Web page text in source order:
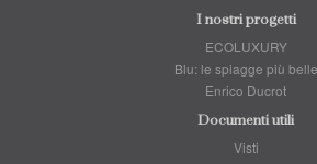
I nostri progetti
ECOLUXURY
Blu: le spiagge più belle
Enrico Ducrot
Documenti utili
Visti